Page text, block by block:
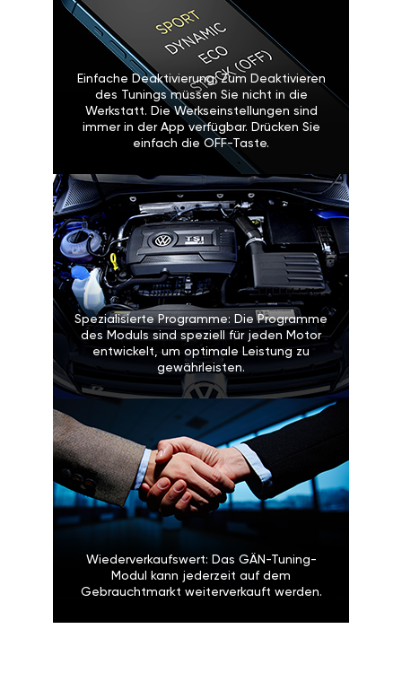
Einfache Deaktivierung: Zum Deaktivieren
des Tunings müssen Sie nicht in die
Werkstatt. Die Werkseinstellungen sind
immer in der App verfügbar. Drücken Sie
einfach die OFF-Taste.
Spezialisierte Programme: Die Programme
des Moduls sind speziell für jeden Motor
entwickelt, um optimale Leistung zu
gewährleisten.
Wiederverkaufswert: Das GÄN-Tuning-
Modul kann jederzeit auf dem
Gebrauchtmarkt weiterverkauft werden.